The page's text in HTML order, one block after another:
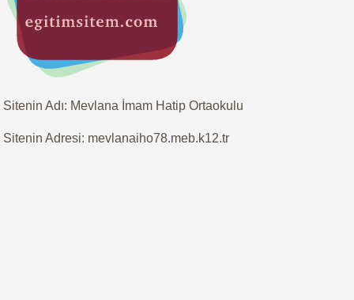
Sitenin Adı: Mevlana İmam Hatip Ortaokulu
Sitenin Adresi: mevlanaiho78.meb.k12.tr